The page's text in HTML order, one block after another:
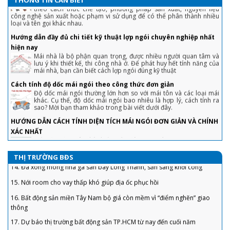
loại và tên gọi khác nhau.
Hướng dẫn đầy đủ chi tiết kỹ thuật lợp ngói chuyên nghiệp nhất
Mái nhà là bộ phận quan trọng, được nhiều người quan tâm và
lưu ý khi thiết kế, thi công nhà ở. Để phát huy hết tính năng của
mái nhà, bạn cần biết cách lợp ngói đúng kỹ thuật
Cách tính độ dốc mái ngói theo công thức đơn giản
Độ dốc mái ngói thường lớn hơn so với mái tôn và các loại mái
khác. Cụ thể, độ dốc mái ngói bao nhiêu là hợp lý, cách tính ra
sao? Mời bạn tham khảo trong bài viết dưới đây.
HƯỚNG DẪN CÁCH TÍNH DIỆN TÍCH MÁI NGÓI ĐƠN GIẢN VÀ CHÍNH
XÁC NHẤT
Đối với một ngôi nhà, kiến trúc đóng vai trò quan trọng trong
việc tạo nét đẹp và tính thẩm mỹ cao.
Không phải ngẫu nhiên mà sơn chống cháy được xem là phương
pháp chống cháy thụ động mang đến hiệu quả cao
CÓ HIỆU LỰC THÁNG 01/2019
Từ tháng 1 năm 2019, nhiều chính sách mới có hiệu lực thi hành.
Văn phòng tổng hợp và giới thiệu một số nội dung sau:
Đất phi nông nghiệp là đất gì? Loại Đất phi nông nghiệp có được
THỊ TRƯỜNG BĐS
6. Bất động sản tăng ưu đãi để thoát hàng "ế"
7. Doanh nghiệp bất động sản huy động vốn lãi suất ‘không tưởng’, Bộ
Xây dựng nói gì?
8. Dự án đủ pháp lý ra thị trường BĐS chỉ “đếm trên đầu ngón tay”
9. Nới room tín dụng, liệu xảy ra cơn sốt đất vào cuối năm?
10. Giá chung cư tăng cao, đất nền èo uột: Nên đổ tiền đầu tư vào đâu?
11. Tồn Kho Bất Động Sản Lớn
12. Nhà chung cư đang bị “thổi giá”?
13. Tập đoàn MSC đề xuất đầu tư “siêu cảng” quốc tế Cần Giờ – Cái Mép
gần 6 tỷ USD
14. Đã xong móng nhà ga sân bay Long Thành, sẵn sàng khởi công
15. Nới room cho vay thấp khó giúp địa ốc phục hồi
16. Bất động sản miền Tây Nam bộ giá còn mềm vì “điểm nghẽn” giao
17. Dự báo thị trường bất động sản TP.HCM từ nay đến cuối năm